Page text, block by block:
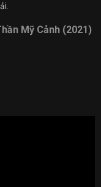
Mỹ Cảnh (2021)